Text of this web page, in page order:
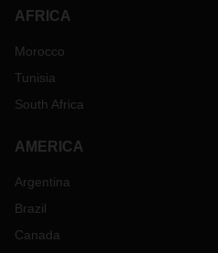
AFRICA
Morocco
Tunisia
South Africa
AMERICA
Argentina
Brazil
Canada